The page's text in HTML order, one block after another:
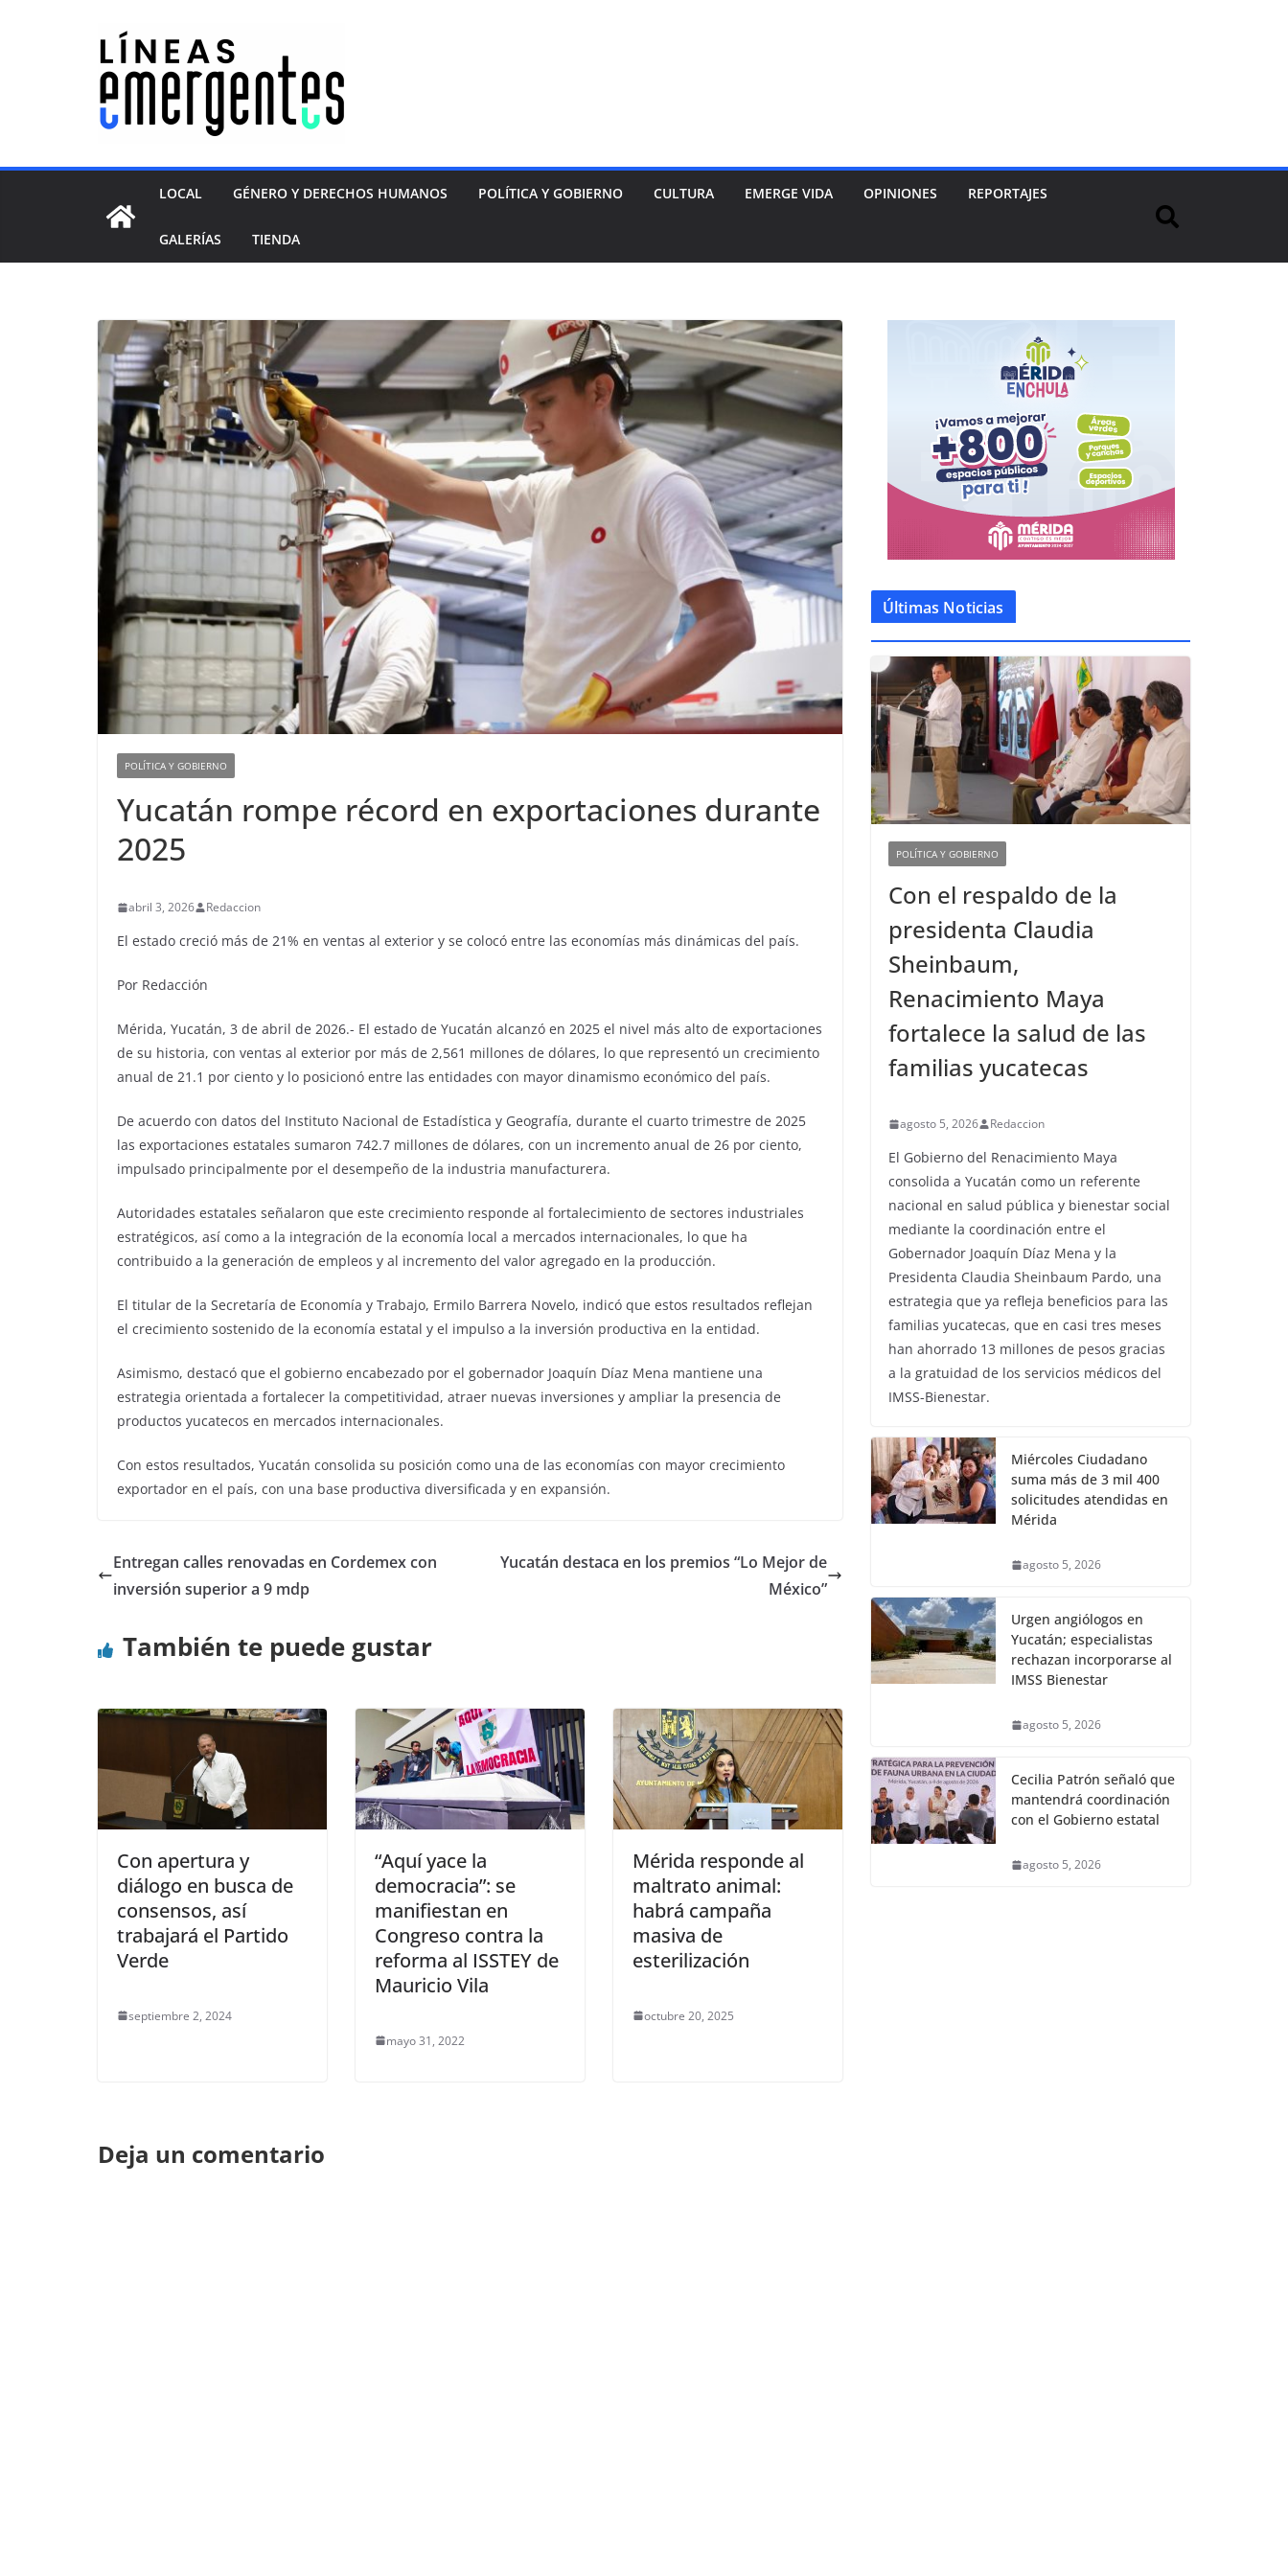
LOCAL GÉNERO Y DERECHOS HUMANOS POLÍTICA Y GOBIERNO CULTURA EMERGE VIDA OPINIONES REPORTAJES
GALERÍAS TIENDA
POLÍTICA Y GOBIERNO
Yucatán rompe récord en exportaciones durante
2025
abril 3, 2026 Redaccion
El estado creció más de 21% en ventas al exterior y se colocó entre las economías más dinámicas del país.
Por Redacción
Mérida, Yucatán, 3 de abril de 2026.- El estado de Yucatán alcanzó en 2025 el nivel más alto de exportaciones
de su historia, con ventas al exterior por más de 2,561 millones de dólares, lo que representó un crecimiento
anual de 21.1 por ciento y lo posicionó entre las entidades con mayor dinamismo económico del país.
De acuerdo con datos del Instituto Nacional de Estadística y Geografía, durante el cuarto trimestre de 2025
las exportaciones estatales sumaron 742.7 millones de dólares, con un incremento anual de 26 por ciento,
impulsado principalmente por el desempeño de la industria manufacturera.
Autoridades estatales señalaron que este crecimiento responde al fortalecimiento de sectores industriales
estratégicos, así como a la integración de la economía local a mercados internacionales, lo que ha
contribuido a la generación de empleos y al incremento del valor agregado en la producción.
El titular de la Secretaría de Economía y Trabajo, Ermilo Barrera Novelo, indicó que estos resultados reflejan
el crecimiento sostenido de la economía estatal y el impulso a la inversión productiva en la entidad.
Asimismo, destacó que el gobierno encabezado por el gobernador Joaquín Díaz Mena mantiene una
estrategia orientada a fortalecer la competitividad, atraer nuevas inversiones y ampliar la presencia de
productos yucatecos en mercados internacionales.
Con estos resultados, Yucatán consolida su posición como una de las economías con mayor crecimiento
exportador en el país, con una base productiva diversificada y en expansión.
Entregan calles renovadas en Cordemex con
inversión superior a 9 mdp
Yucatán destaca en los premios “Lo Mejor de
México”
También te puede gustar
Con apertura y
diálogo en busca de
consensos, así
trabajará el Partido
Verde
septiembre 2, 2024
“Aquí yace la
democracia”: se
manifiestan en
Congreso contra la
reforma al ISSTEY de
Mauricio Vila
mayo 31, 2022
Mérida responde al
maltrato animal:
habrá campaña
masiva de
esterilización
octubre 20, 2025
Deja un comentario
Últimas Noticias
POLÍTICA Y GOBIERNO
Con el respaldo de la
presidenta Claudia
Sheinbaum,
Renacimiento Maya
fortalece la salud de las
familias yucatecas
agosto 5, 2026 Redaccion
El Gobierno del Renacimiento Maya
consolida a Yucatán como un referente
nacional en salud pública y bienestar social
mediante la coordinación entre el
Gobernador Joaquín Díaz Mena y la
Presidenta Claudia Sheinbaum Pardo, una
estrategia que ya refleja beneficios para las
familias yucatecas, que en casi tres meses
han ahorrado 13 millones de pesos gracias
a la gratuidad de los servicios médicos del
IMSS-Bienestar.
Miércoles Ciudadano
suma más de 3 mil 400
solicitudes atendidas en
Mérida
agosto 5, 2026
Urgen angiólogos en
Yucatán; especialistas
rechazan incorporarse al
IMSS Bienestar
agosto 5, 2026
Cecilia Patrón señaló que
mantendrá coordinación
con el Gobierno estatal
agosto 5, 2026